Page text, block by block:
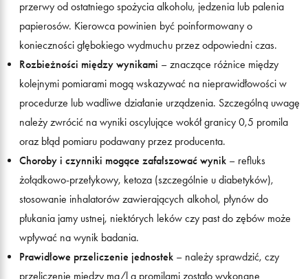
przerwy od ostatniego spożycia alkoholu, jedzenia lub palenia
papierosów. Kierowca powinien być poinformowany o
konieczności głębokiego wydmuchu przez odpowiedni czas.
Rozbieżności między wynikami – znaczące różnice między
kolejnymi pomiarami mogą wskazywać na nieprawidłowości w
procedurze lub wadliwe działanie urządzenia. Szczególną uwagę
należy zwrócić na wyniki oscylujące wokół granicy 0,5 promila
oraz błąd pomiaru podawany przez producenta.
Choroby i czynniki mogące zafałszować wynik – refluks
żołądkowo-przełykowy, ketoza (szczególnie u diabetyków),
stosowanie inhalatorów zawierających alkohol, płynów do
płukania jamy ustnej, niektórych leków czy past do zębów może
wpływać na wynik badania.
Prawidłowe przeliczenie jednostek – należy sprawdzić, czy
przeliczenie między mg/l a promilami zostało wykonane